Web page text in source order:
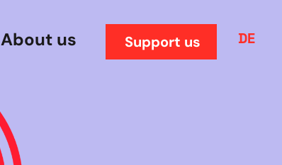
About us Support us DE